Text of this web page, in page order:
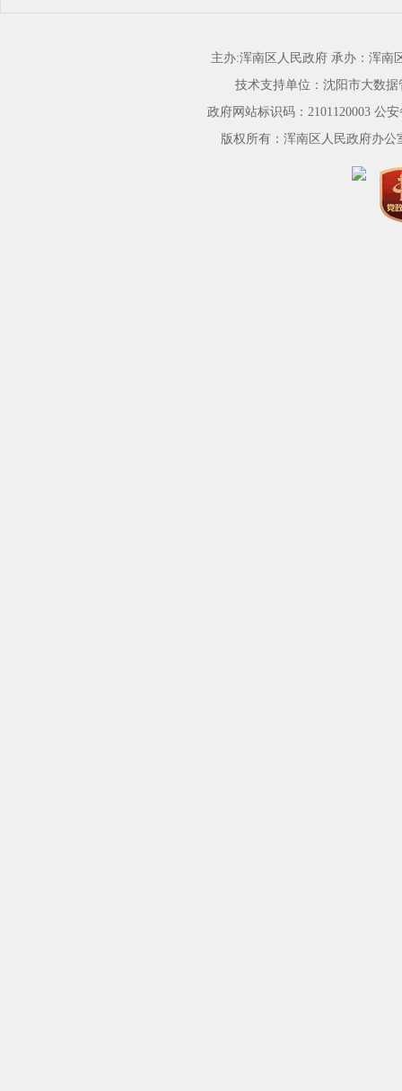
主办:浑南区人民政府 承办：浑
技术支持单位：沈阳市大数
政府网站标识码：2101120003 公安
版权所有：浑南区人民政府办